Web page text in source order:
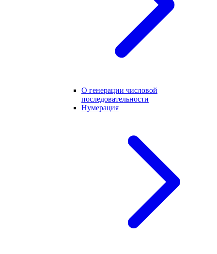
О генерации числовой
последовательности
Нумерация